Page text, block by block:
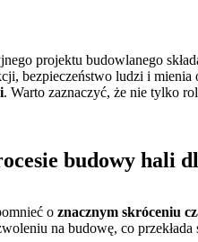
projektu budowlanego
bezpieczeństwo ludzi i mienia
. Warto zaznaczyć, że nie tylko
budowy hali
o znacznym skróceniu
na budowę, co